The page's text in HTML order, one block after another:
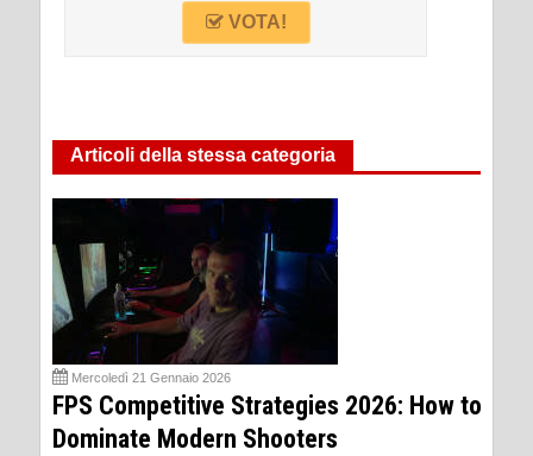
VOTA!
Articoli della stessa categoria
Mercoledì 21 Gennaio 2026
FPS Competitive Strategies 2026: How to
Dominate Modern Shooters